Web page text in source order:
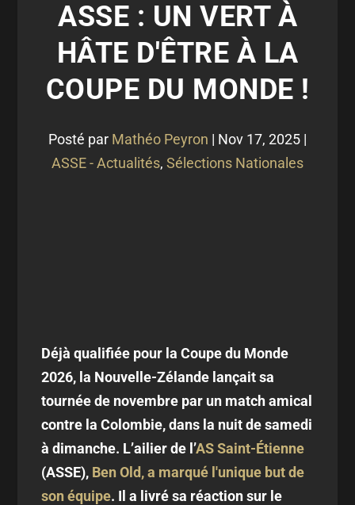
ASSE : UN VERT À
HÂTE D'ÊTRE À LA
COUPE DU MONDE !
Posté par Mathéo Peyron | Nov 17, 2025 |
ASSE - Actualités, Sélections Nationales
Déjà qualifiée pour la Coupe du Monde
2026, la Nouvelle-Zélande lançait sa
tournée de novembre par un match amical
contre la Colombie, dans la nuit de samedi
à dimanche. L’ailier de l’AS Saint-Étienne
(ASSE), Ben Old, a marqué l'unique but de
son équipe. Il a livré sa réaction sur le